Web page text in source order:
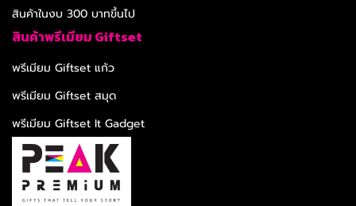
สินค้าในงบ 300 บาทขึ้นไป
สินค้าพรีเมียม Giftset
พรีเมียม Giftset แก้ว
พรีเมียม Giftset สมุด
พรีเมียม Giftset It Gadget